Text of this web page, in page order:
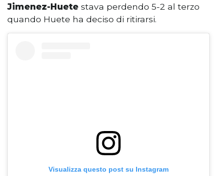
Jimenez-Huete stava perdendo 5-2 al terzo
quando Huete ha deciso di ritirarsi.
Visualizza questo post su Instagram